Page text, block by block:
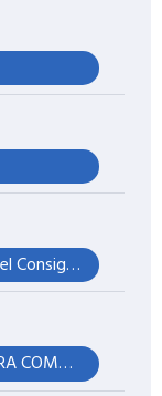
Massimo CARRARA - Presidente del Consiglio
APPROVAZIONE CONVENZIONE FRA COMUNI PER IL MANTENIMENTO E LO SVILUPPO DI UN SISTEMA INTEGRATO DI GESTIONE DELLE AREE DI RIEQUILIBRIO ECOLOGICO, DEI SITI DELLA RETE NATURA 2000 E DELLE AREE DI PARTICOLARE PREGIO AMBIENTALE DI PIANURA (G.I.A.P.P.).